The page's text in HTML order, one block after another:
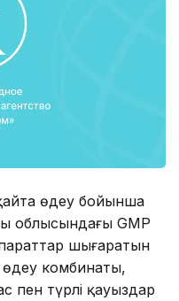
өңдеу бойынша
облысындағы GMP
шығаратын
комбинаты,
пен түрлі қауыздар